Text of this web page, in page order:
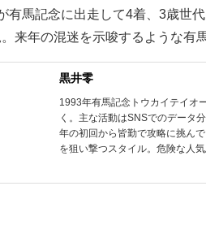
有馬記念に出走して4着、3歳世
来年の混迷を示唆するような有
黒井零
1993年有馬記念トウカイテイオ
く。主な活動はSNSでのデータ
年の初回から皆勤で攻略に挑ん
を狙い撃つスタイル。危険な人